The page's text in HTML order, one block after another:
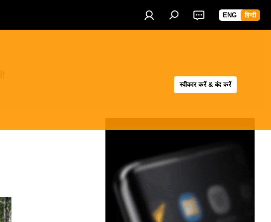
ENG हिन्दी
स्वीकार करें & बंद करें